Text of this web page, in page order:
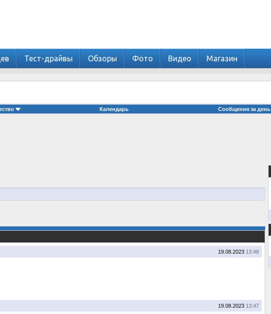
Тест-драйвы Обзоры Фото Видео Магазин
Календарь Сообщения за день
19.08.2023 13:48
19.08.2023 13:47